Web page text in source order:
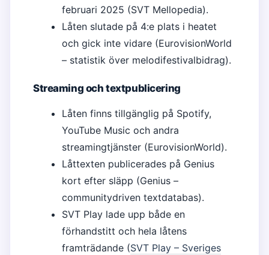
februari 2025 (SVT Mellopedia).
Låten slutade på 4:e plats i heatet
och gick inte vidare (EurovisionWorld
– statistik över melodifestivalbidrag).
Streaming och textpublicering
Låten finns tillgänglig på Spotify,
YouTube Music och andra
streamingtjänster (EurovisionWorld).
Låttexten publicerades på Genius
kort efter släpp (Genius –
communitydriven textdatabas).
SVT Play lade upp både en
förhandstitt och hela låtens
framträdande (SVT Play – Sveriges